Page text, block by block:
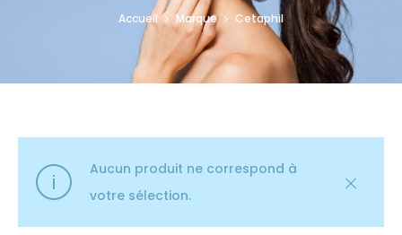
Accueil Marque Cetaphil
Aucun produit ne correspond à
votre sélection.